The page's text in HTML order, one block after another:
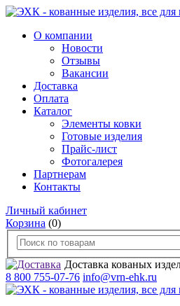
О компании
Новости
Отзывы
Вакансии
Доставка
Оплата
Каталог
Элементы ковки
Готовые изделия
Прайс-лист
Фотогалерея
Партнерам
Контакты
Личный кабинет
Корзина (0)
Доставка кованых
8 800 755-07-76 info@vrn-ehk.ru